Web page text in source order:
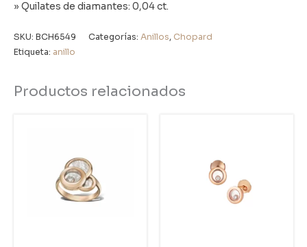
» Quilates de diamantes: 0,04 ct.
SKU: BCH6549 Categorías: Anillos, Chopard
Etiqueta: anillo
Productos relacionados